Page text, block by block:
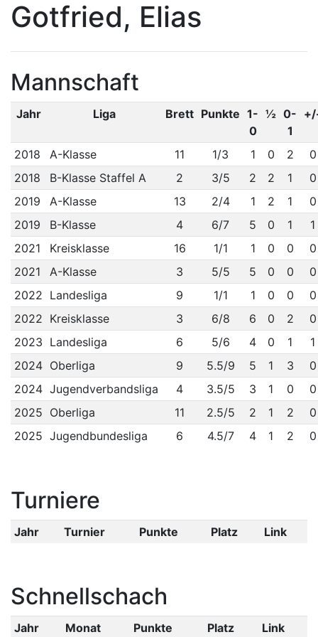
Gotfried, Elias
Mannschaft
Jahr Liga Brett Punkte 1-
0
½ 0-
1
2018 A-Klasse 11 1/3 1 0 2
0
2018
B-Klasse Staffel A 2 3/5 2 2 1
0
2019
A-Klasse 13 2/4 1 2 1
0
2019
B-Klasse 4 6/7 5 0 1
1
2021
Kreisklasse 16 1/1 1 0 0
0
2021
A-Klasse 3 5/5 5 0 0
0
2022 Landesliga 9 1/1 1 0 0
0
2022 Kreisklasse 3 6/8 6 0 2
0
2023 Landesliga 6 5/6 4 0 1
1
2024 Oberliga 9 5.5/9 5 1 3
0
2024 Jugendverbandsliga 4 3.5/5 3 1 0
0
2025 Oberliga 11 2.5/5 2 1 2
0
2025 Jugendbundesliga 6 4.5/7 4 1 2 0
Turniere
Jahr Turnier Punkte Platz Link
Schnellschach
Jahr Monat Punkte Platz Link